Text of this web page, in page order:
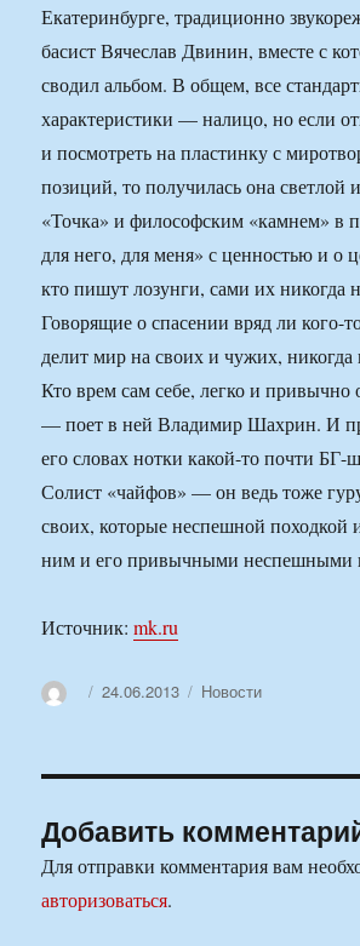
Екатеринбурге, традиционно
басист Вячеслав Двинин, вместе с
сводил альбом. В общем, все
характеристики — налицо, но если
и посмотреть на пластинку с
позиций, то получилась она светлой
«Точка» и философским «камнем» в
для него, для меня» с ценностью и о
кто пишут лозунги, сами их никогда
Говорящие о спасении вряд ли кого-
делит мир на своих и чужих, никогда
Кто врем сам себе, легко и привычно
— поет в ней Владимир Шахрин. И
его словах нотки какой-то почти БГ-
Солист «чайфов» — он ведь тоже
своих, которые неспешной походкой
ним и его привычными неспешными
Источник:mk.ru
АвторОпубликовано
24.06.2013 Рубрики
Новости
Добавить
Для отправки комментария вам
авторизоваться.